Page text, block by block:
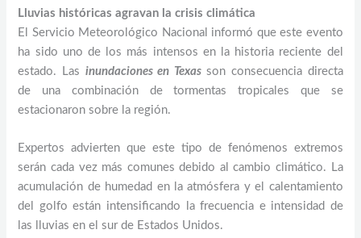
Lluvias históricas agravan la crisis climática
El Servicio Meteorológico Nacional informó que este evento
ha sido uno de los más intensos en la historia reciente del
estado. Las inundaciones en Texasson consecuencia directa
de una combinación de tormentas tropicales que se
estacionaron sobre la región.
Expertos advierten que este tipo de fenómenos extremos
serán cada vez más comunes debido al cambio climático. La
acumulación de humedad en la atmósfera y el calentamiento
del golfo están intensificando la frecuencia e intensidad de
las lluvias en el sur de Estados Unidos.